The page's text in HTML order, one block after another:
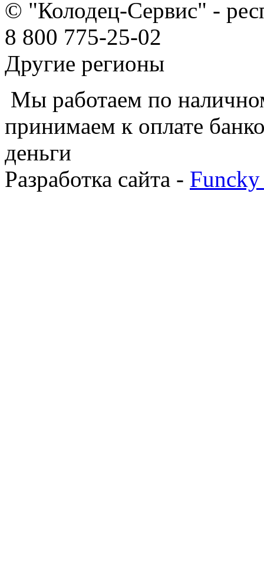
© "Колодец-Сервис" -
8 800 775-25-02
Другие регионы
Мы работаем по
принимаем к оплате
деньги
Разработка сайта -